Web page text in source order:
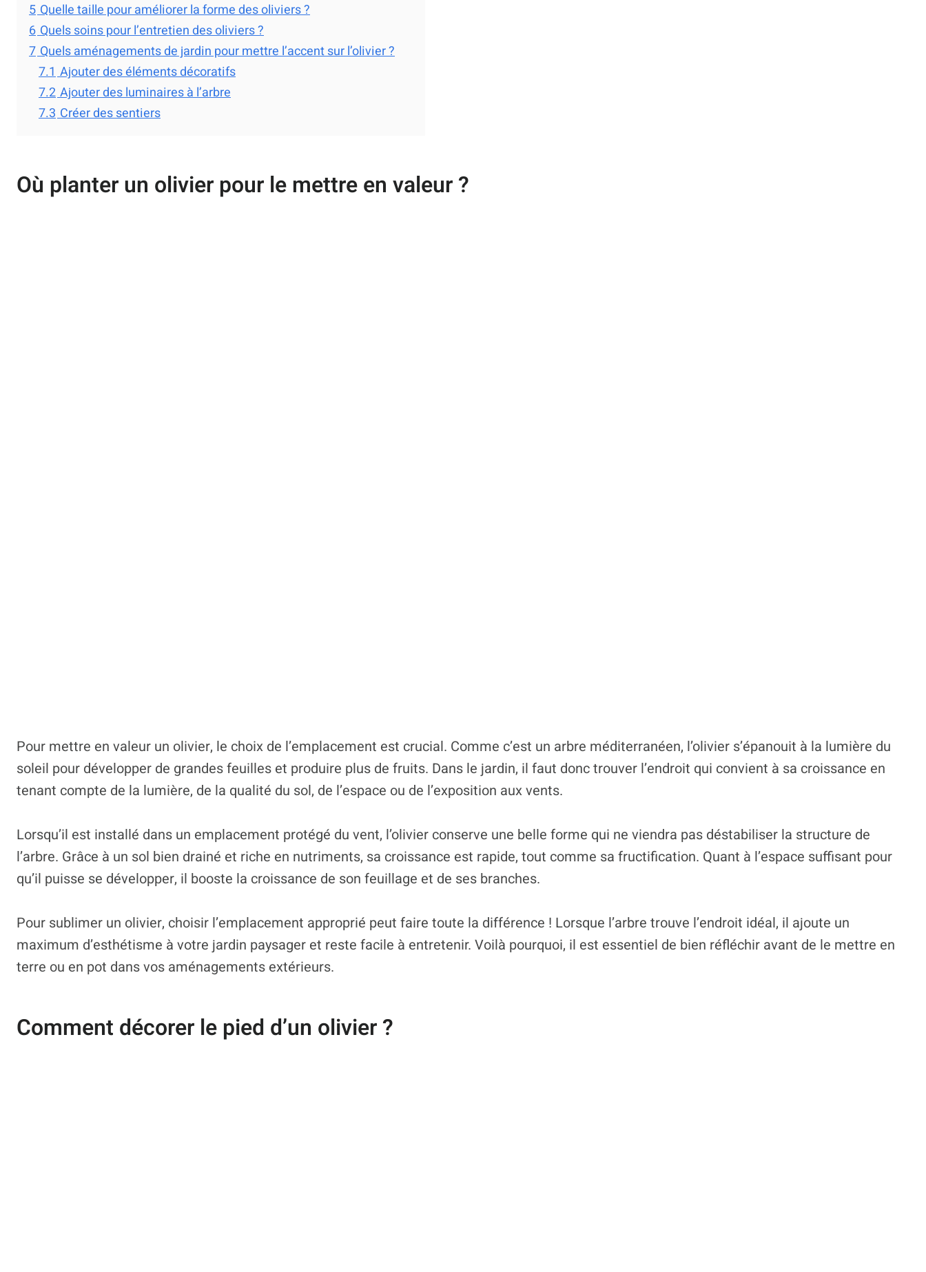
5 Quelle taille pour améliorer la forme des oliviers ?
6 Quels soins pour l’entretien des oliviers ?
7 Quels aménagements de jardin pour mettre l’accent sur l’olivier ?
7.1 Ajouter des éléments décoratifs
7.2 Ajouter des luminaires à l’arbre
7.3 Créer des sentiers
Où planter un olivier pour le mettre en valeur ?
Pour mettre en valeur un olivier, le choix de l’emplacement est crucial. Comme c’est un arbre méditerranéen, l’olivier s’épanouit à la lumière du
soleil pour développer de grandes feuilles et produire plus de fruits. Dans le jardin, il faut donc trouver l’endroit qui convient à sa croissance en
tenant compte de la lumière, de la qualité du sol, de l’espace ou de l’exposition aux vents.
Lorsqu’il est installé dans un emplacement protégé du vent, l’olivier conserve une belle forme qui ne viendra pas déstabiliser la structure de
l’arbre. Grâce à un sol bien drainé et riche en nutriments, sa croissance est rapide, tout comme sa fructification. Quant à l’espace suffisant pour
qu’il puisse se développer, il booste la croissance de son feuillage et de ses branches.
Pour sublimer un olivier, choisir l’emplacement approprié peut faire toute la différence ! Lorsque l’arbre trouve l’endroit idéal, il ajoute un
maximum d’esthétisme à votre jardin paysager et reste facile à entretenir. Voilà pourquoi, il est essentiel de bien réfléchir avant de le mettre en
terre ou en pot dans vos aménagements extérieurs.
Comment décorer le pied d’un olivier ?